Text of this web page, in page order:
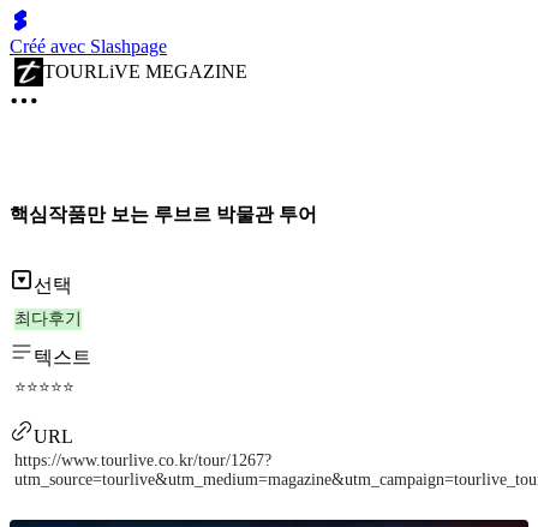
Créé avec Slashpage
TOURLiVE MEGAZINE
핵심작품만 보는 루브르 박물관 투어
선택
최다후기
텍스트
⭐⭐⭐⭐⭐
URL
https://www.tourlive.co.kr/tour/1267?